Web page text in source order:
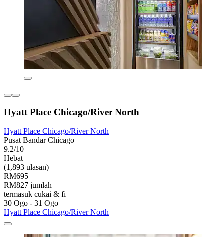
Hyatt Place Chicago/River North
Hyatt Place Chicago/River North
Pusat Bandar Chicago
9.2/10
Hebat
(1,893 ulasan)
RM695
RM827 jumlah
termasuk cukai & fi
30 Ogo - 31 Ogo
Hyatt Place Chicago/River North